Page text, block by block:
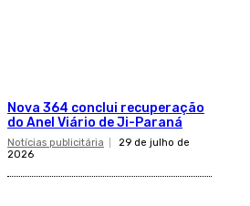
Nova 364 conclui recuperação
do Anel Viário de Ji-Paraná
Notícias publicitária
29 de julho de
2026